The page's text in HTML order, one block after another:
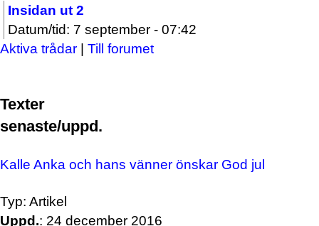
Insidan ut 2
Datum/tid: 7 september - 07:42
Aktiva trådar | Till forumet
Texter
senaste/uppd.
Kalle Anka och hans vänner önskar God jul
Typ: Artikel
Uppd.: 24 december 2016